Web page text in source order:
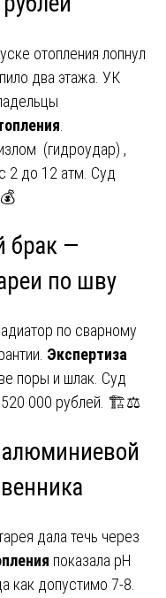
отопления лопнул
два этажа. УК
(гидроудар) ,
2 до 12 атм. Суд
брак —
по шву
по сварному
Экспертиза
поры и шлак. Суд
520 000 рублей. 🏗️⚖️
дала течь через
показала pH
как допустимо 7-8.